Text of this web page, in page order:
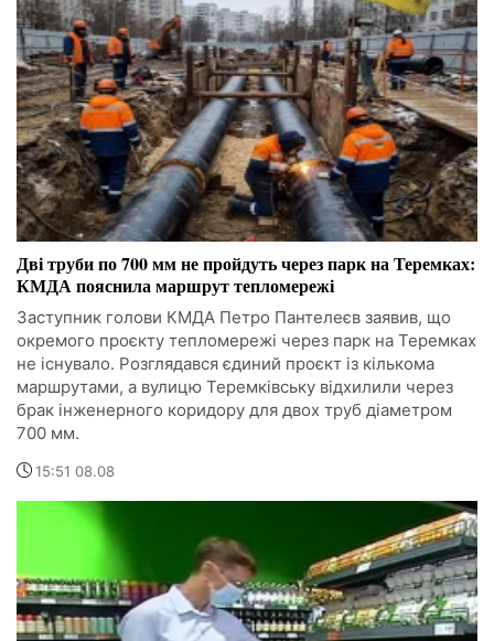
Дві труби по 700 мм не пройдуть через парк на Теремках:
КМДА пояснила маршрут тепломережі
Заступник голови КМДА Петро Пантелеєв заявив, що
окремого проєкту тепломережі через парк на Теремках
не існувало. Розглядався єдиний проєкт із кількома
маршрутами, а вулицю Теремківську відхилили через
брак інженерного коридору для двох труб діаметром
700 мм.
15:51 08.08